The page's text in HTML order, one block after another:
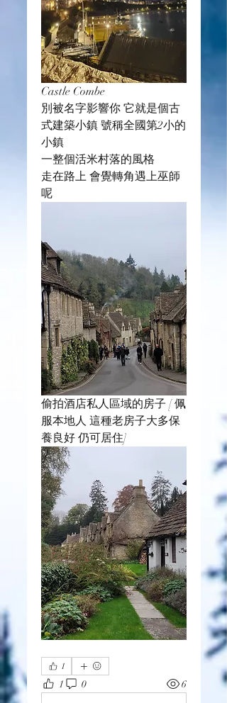
Castle Combe
別被名字影響你 它就是個古
式建築小鎮 號稱全國第2小的
小鎮
一整個活米村落的風格
走在路上 會覺轉角遇上巫師
呢
偷拍酒店私人區域的房子 [ 佩
服本地人 這種老房子大多保
養良好 仍可居住]
1
1 0 6